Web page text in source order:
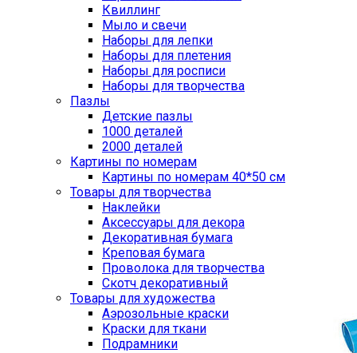
Квиллинг
Мыло и свечи
Наборы для лепки
Наборы для плетения
Наборы для росписи
Наборы для творчества
Пазлы
Детские пазлы
1000 деталей
2000 деталей
Картины по номерам
Картины по номерам 40*50 см
Товары для творчества
Наклейки
Аксессуары для декора
Декоративная бумага
Креповая бумага
Проволока для творчества
Скотч декоративный
Товары для художества
Аэрозольные краски
Краски для ткани
Подрамники